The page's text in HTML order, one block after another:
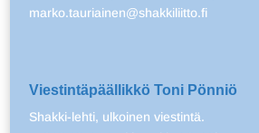
marko.tauriainen@shakkiliitto.fi
Viestintäpäällikkö Toni Pönniö
Shakki-lehti, ulkoinen viestintä.